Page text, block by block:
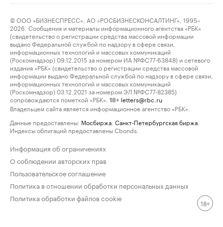
© ООО «БИЗНЕСПРЕСС», АО «РОСБИЗНЕСКОНСАЛТИНГ», 1995–
2026. Сообщения и материалы информационного агентства «РБК»
(свидетельство о регистрации средства массовой информации
выдано Федеральной службой по надзору в сфере связи,
информационных технологий и массовых коммуникаций
(Роскомнадзор) 09.12.2015 за номером ИА №ФС77-63848) и сетевого
издания «РБК» (свидетельство о регистрации средства массовой
информации выдано Федеральной службой по надзору в сфере связи,
информационных технологий и массовых коммуникаций
(Роскомнадзор) 03.12.2021 за номером ЭЛ №ФС77-82385)
сопровождаются пометкой «РБК».
18+ letters@rbc.ru
Владельцем сайта является информационное агентство «РБК».
Данные предоставлены: Мосбиржа Санкт-Петербургская биржа
Индексы облигаций предоставлены Cbonds.
Информация об ограничениях
О соблюдении авторских прав
Пользовательское соглашение
Политика в отношении обработки персональных данных
Политика обработки файлов cookie
18+